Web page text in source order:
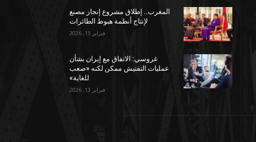
المغرب.. إطلاق مشروع إنجاز مصنع
لإنتاج أنظمة هبوط الطائرات
فبراير 13, 2026
غروسي: الاتفاق مع إيران بشأن
عمليات التفتيش ممكن لكنه «صعب
للغاية»
فبراير 13, 2026